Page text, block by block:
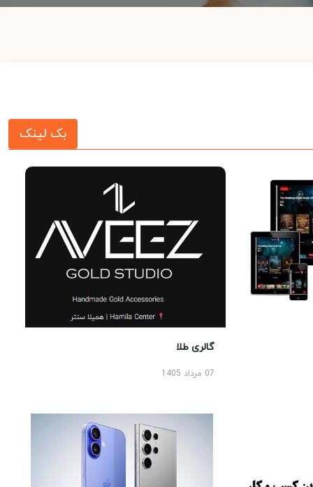
بک لینک
گالری طلا
07 مرداد 1405